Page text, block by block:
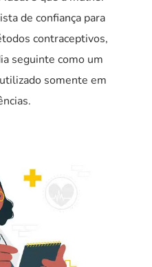
de confiança para
contraceptivos,
seguinte como um
somente em